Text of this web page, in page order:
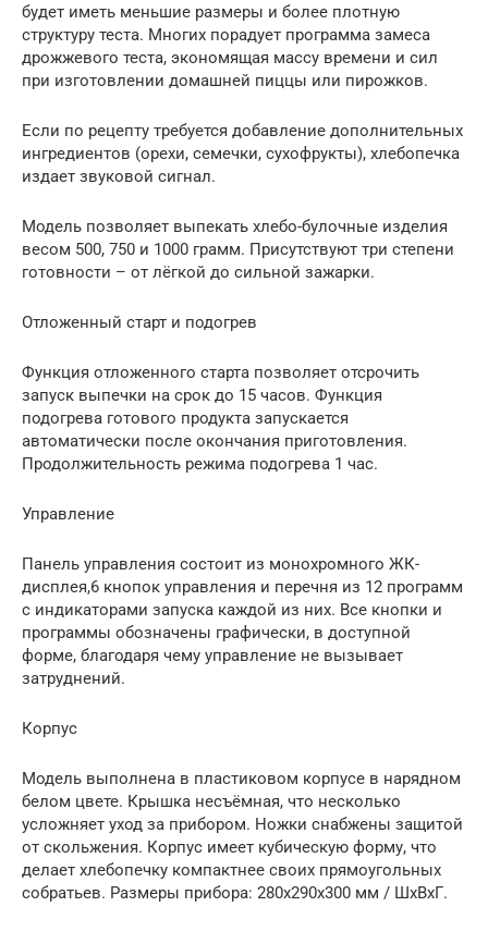
будет иметь меньшие размеры и более плотную
структуру теста. Многих порадует программа замеса
дрожжевого теста, экономящая массу времени и сил
при изготовлении домашней пиццы или пирожков.
Если по рецепту требуется добавление дополнительных
ингредиентов (орехи, семечки, сухофрукты), хлебопечка
издает звуковой сигнал.
Модель позволяет выпекать хлебо-булочные изделия
весом 500, 750 и 1000 грамм. Присутствуют три степени
готовности – от лёгкой до сильной зажарки.
Отложенный старт и подогрев
Функция отложенного старта позволяет отсрочить
запуск выпечки на срок до 15 часов. Функция
подогрева готового продукта запускается
автоматически после окончания приготовления.
Продолжительность режима подогрева 1 час.
Управление
Панель управления состоит из монохромного ЖК-
дисплея,6 кнопок управления и перечня из 12 программ
с индикаторами запуска каждой из них. Все кнопки и
программы обозначены графически, в доступной
форме, благодаря чему управление не вызывает
затруднений.
Корпус
Модель выполнена в пластиковом корпусе в нарядном
белом цвете. Крышка несъёмная, что несколько
усложняет уход за прибором. Ножки снабжены защитой
от скольжения. Корпус имеет кубическую форму, что
делает хлебопечку компактнее своих прямоугольных
собратьев. Размеры прибора: 280х290х300 мм / ШхВхГ.